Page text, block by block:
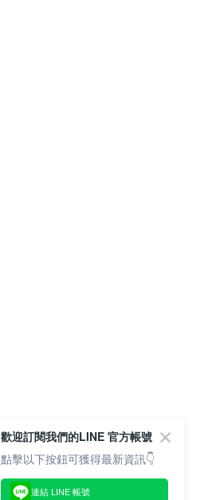
歡迎訂閱我們的LINE 官方帳號
點擊以下按鈕可獲得最新資訊👇
連結 LINE 帳號